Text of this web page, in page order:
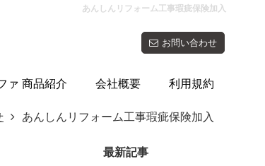
あんしんリフォーム工事瑕疵保険加入
お問い合わせ
ァ 商品紹介 会社概要 利用規約
あんしんリフォーム工事瑕疵保険加入
最新記事